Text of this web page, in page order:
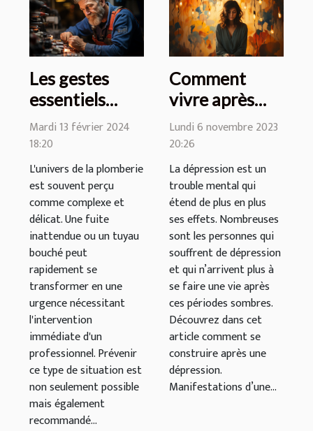
Les gestes
essentiels
pour prévenir
les urgences
en plomberie
Mardi 13 février 2024
18:20
L'univers de la plomberie
est souvent perçu
comme complexe et
délicat. Une fuite
inattendue ou un tuyau
bouché peut
rapidement se
transformer en une
urgence nécessitant
l'intervention
immédiate d'un
professionnel. Prévenir
ce type de situation est
non seulement possible
mais également
recommandé...
Comment
vivre après
une période de
dépression
majeure ?
Lundi 6 novembre 2023
20:26
La dépression est un
trouble mental qui
étend de plus en plus
ses effets. Nombreuses
sont les personnes qui
souffrent de dépression
et qui n’arrivent plus à
se faire une vie après
ces périodes sombres.
Découvrez dans cet
article comment se
construire après une
dépression.
Manifestations d’une...